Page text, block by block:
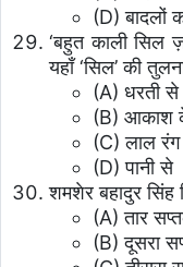
(D) बादलों
‘बहुत काली
यहाँ ‘सिल’ की
(A) धरती से
(B) आकाश
(C) लाल
(D) पानी से
शमशेर बहादुर
(A) तार
(B) दूसरा